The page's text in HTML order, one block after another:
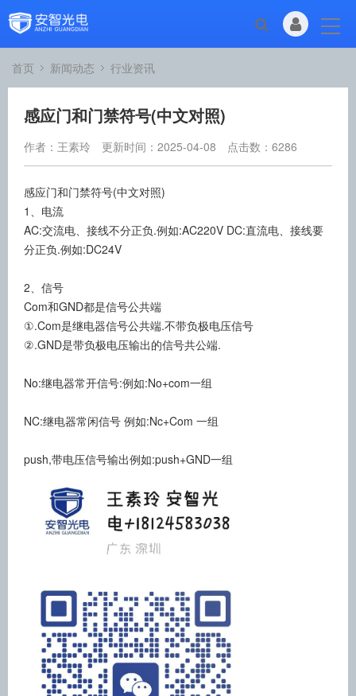
首页 新闻动态 行业资讯
感应门和门禁符号(中文对照)
作者：王素玲 更新时间：2025-04-08 点击数： 6286
感应门和门禁符号(中文对照)
1、电流
AC:交流电、接线不分正负.例如:AC220V DC:直流电、接线要
分正负.例如:DC24V
2、信号
Com和GND都是信号公共端
①.Com是继电器信号公共端.不带负极电压信号
②.GND是带负极电压输出的信号共公端.
No:继电器常开信号:例如:No+com一组
NC:继电器常闲信号 例如:Nc+Com 一组
push,带电压信号输出例如:push+GND一组